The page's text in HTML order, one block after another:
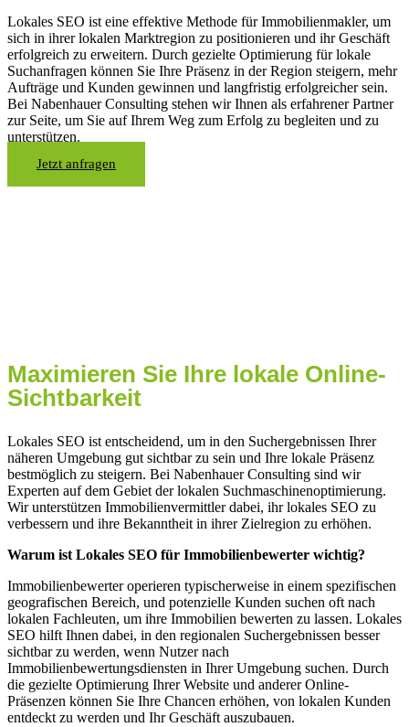
Lokales SEO ist eine effektive Methode für Immobilienmakler, um
sich in ihrer lokalen Marktregion zu positionieren und ihr Geschäft
erfolgreich zu erweitern. Durch gezielte Optimierung für lokale
Suchanfragen können Sie Ihre Präsenz in der Region steigern, mehr
Aufträge und Kunden gewinnen und langfristig erfolgreicher sein.
Bei Nabenhauer Consulting stehen wir Ihnen als erfahrener Partner
zur Seite, um Sie auf Ihrem Weg zum Erfolg zu begleiten und zu
unterstützen.
Jetzt anfragen
Maximieren Sie Ihre lokale Online-
Sichtbarkeit
Lokales SEO ist entscheidend, um in den Suchergebnissen Ihrer
näheren Umgebung gut sichtbar zu sein und Ihre lokale Präsenz
bestmöglich zu steigern. Bei Nabenhauer Consulting sind wir
Experten auf dem Gebiet der lokalen Suchmaschinenoptimierung.
Wir unterstützen Immobilienvermittler dabei, ihr lokales SEO zu
verbessern und ihre Bekanntheit in ihrer Zielregion zu erhöhen.
Warum ist Lokales SEO für Immobilienbewerter wichtig?
Immobilienbewerter operieren typischerweise in einem spezifischen
geografischen Bereich, und potenzielle Kunden suchen oft nach
lokalen Fachleuten, um ihre Immobilien bewerten zu lassen. Lokales
SEO hilft Ihnen dabei, in den regionalen Suchergebnissen besser
sichtbar zu werden, wenn Nutzer nach
Immobilienbewertungsdiensten in Ihrer Umgebung suchen. Durch
die gezielte Optimierung Ihrer Website und anderer Online-
Präsenzen können Sie Ihre Chancen erhöhen, von lokalen Kunden
entdeckt zu werden und Ihr Geschäft auszubauen.